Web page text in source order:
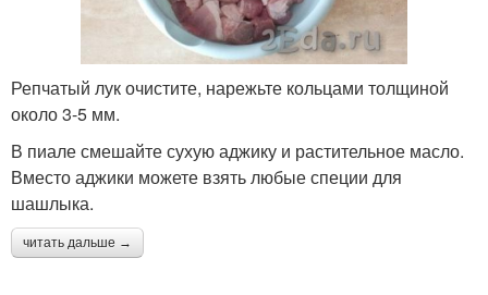
Репчатый лук очистите, нарежьте кольцами толщиной
около 3-5 мм.
В пиале смешайте сухую аджику и растительное масло.
Вместо аджики можете взять любые специи для
шашлыка.
читать дальше →